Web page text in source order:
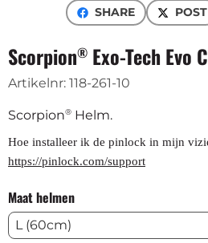
SHARE POST
Scorpion® Exo-Tech Evo
Artikelnr: 118-261-10
Scorpion® Helm.
Hoe installeer ik de pinlock in mijn
https://pinlock.com/support
Maat helmen